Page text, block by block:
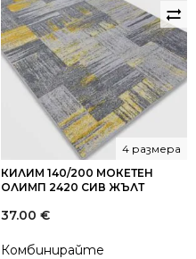
КИЛИМ 140/200 МОКЕТЕН
ОЛИМП 2420 СИВ ЖЪЛТ
4 размера
37.00 €
Комбинирайте